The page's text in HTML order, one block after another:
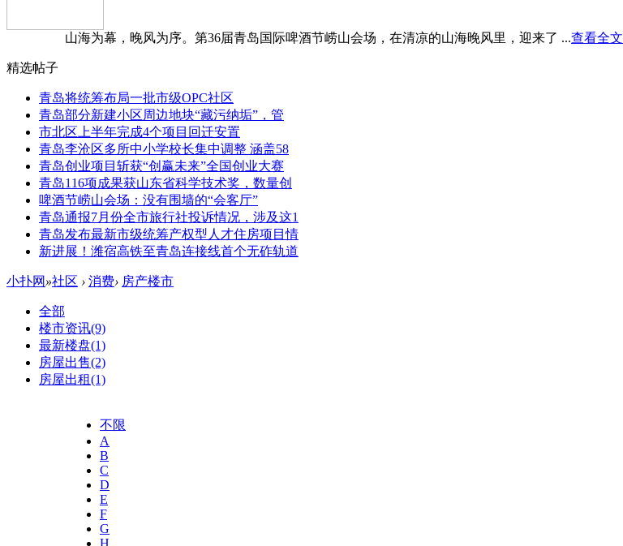
山海为幕，晚风为序。第36届青岛国际啤酒节崂山会场，在清凉的山海晚风里，迎来了 ...查看全文
精选帖子
青岛将统筹布局一批市级OPC社区
青岛部分新建小区周边地块“藏污纳垢”，管
市北区上半年完成4个项目回迁安置
青岛李沧区多所中小学校长集中调整 涵盖58
青岛创业项目斩获“创赢未来”全国创业大赛
青岛116项成果获山东省科学技术奖，数量创
啤酒节崂山会场：没有围墙的“会客厅”
青岛通报7月份全市旅行社投诉情况，涉及这1
青岛发布最新市级统筹产权型人才住房项目情
新进展！潍宿高铁至青岛连接线首个无砟轨道
小扑网 »社区 › 消费› 房产楼市
全部
楼市资讯(9)
最新楼盘(1)
房屋出售(2)
房屋出租(1)
不限
A
B
C
D
E
F
G
H